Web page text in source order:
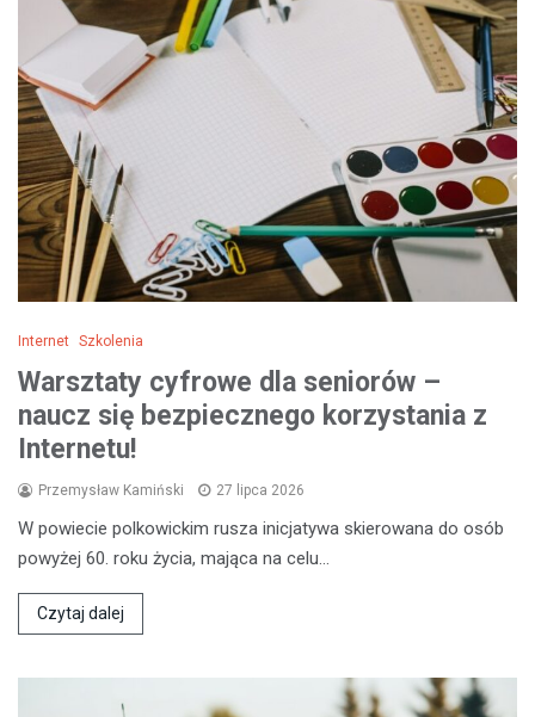
Internet Szkolenia
Warsztaty cyfrowe dla seniorów –
naucz się bezpiecznego korzystania z
Internetu!
Przemysław Kamiński 27 lipca 2026
W powiecie polkowickim rusza inicjatywa skierowana do osób
powyżej 60. roku życia, mająca na celu…
Czytaj dalej